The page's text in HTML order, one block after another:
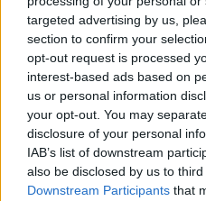
targeted advertising by us,
section to confirm your
opt-out request is processed
interest-based ads based on
us or personal information
your opt-out. You may
disclosure of your personal
IAB’s list of downstream
also be disclosed by us to
Downstream Participants that
Google Maps
navigációs
telefonunkon
2026.08.09|
Bár a Google mindkét
nyomós okunk van